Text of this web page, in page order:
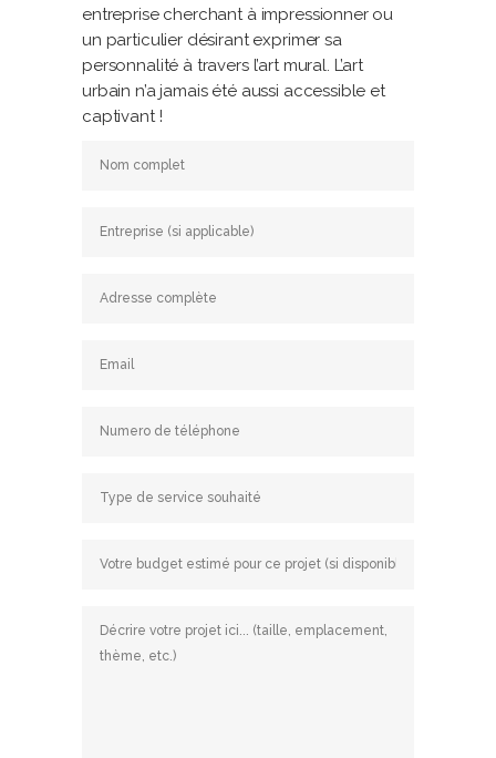
entreprise cherchant à impressionner ou
un particulier désirant exprimer sa
personnalité à travers l’art mural. L’art
urbain n’a jamais été aussi accessible et
captivant !